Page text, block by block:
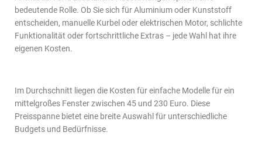
bedeutende Rolle. Ob Sie sich für Aluminium oder Kunststoff
entscheiden, manuelle Kurbel oder elektrischen Motor, schlichte
Funktionalität oder fortschrittliche Extras – jede Wahl hat ihre
eigenen Kosten.
Im Durchschnitt liegen die Kosten für einfache Modelle für ein
mittelgroßes Fenster zwischen 45 und 230 Euro. Diese
Preisspanne bietet eine breite Auswahl für unterschiedliche
Budgets und Bedürfnisse.